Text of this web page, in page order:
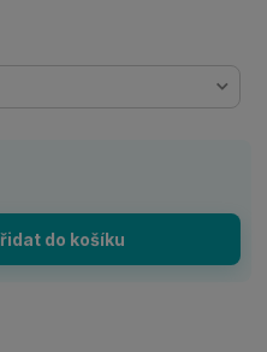
do košíku